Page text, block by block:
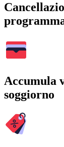
Accumula
soggiorno